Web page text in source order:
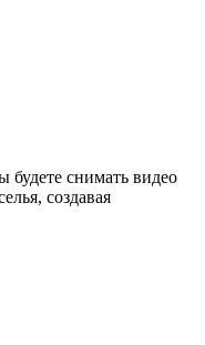
снимать видео
создавая